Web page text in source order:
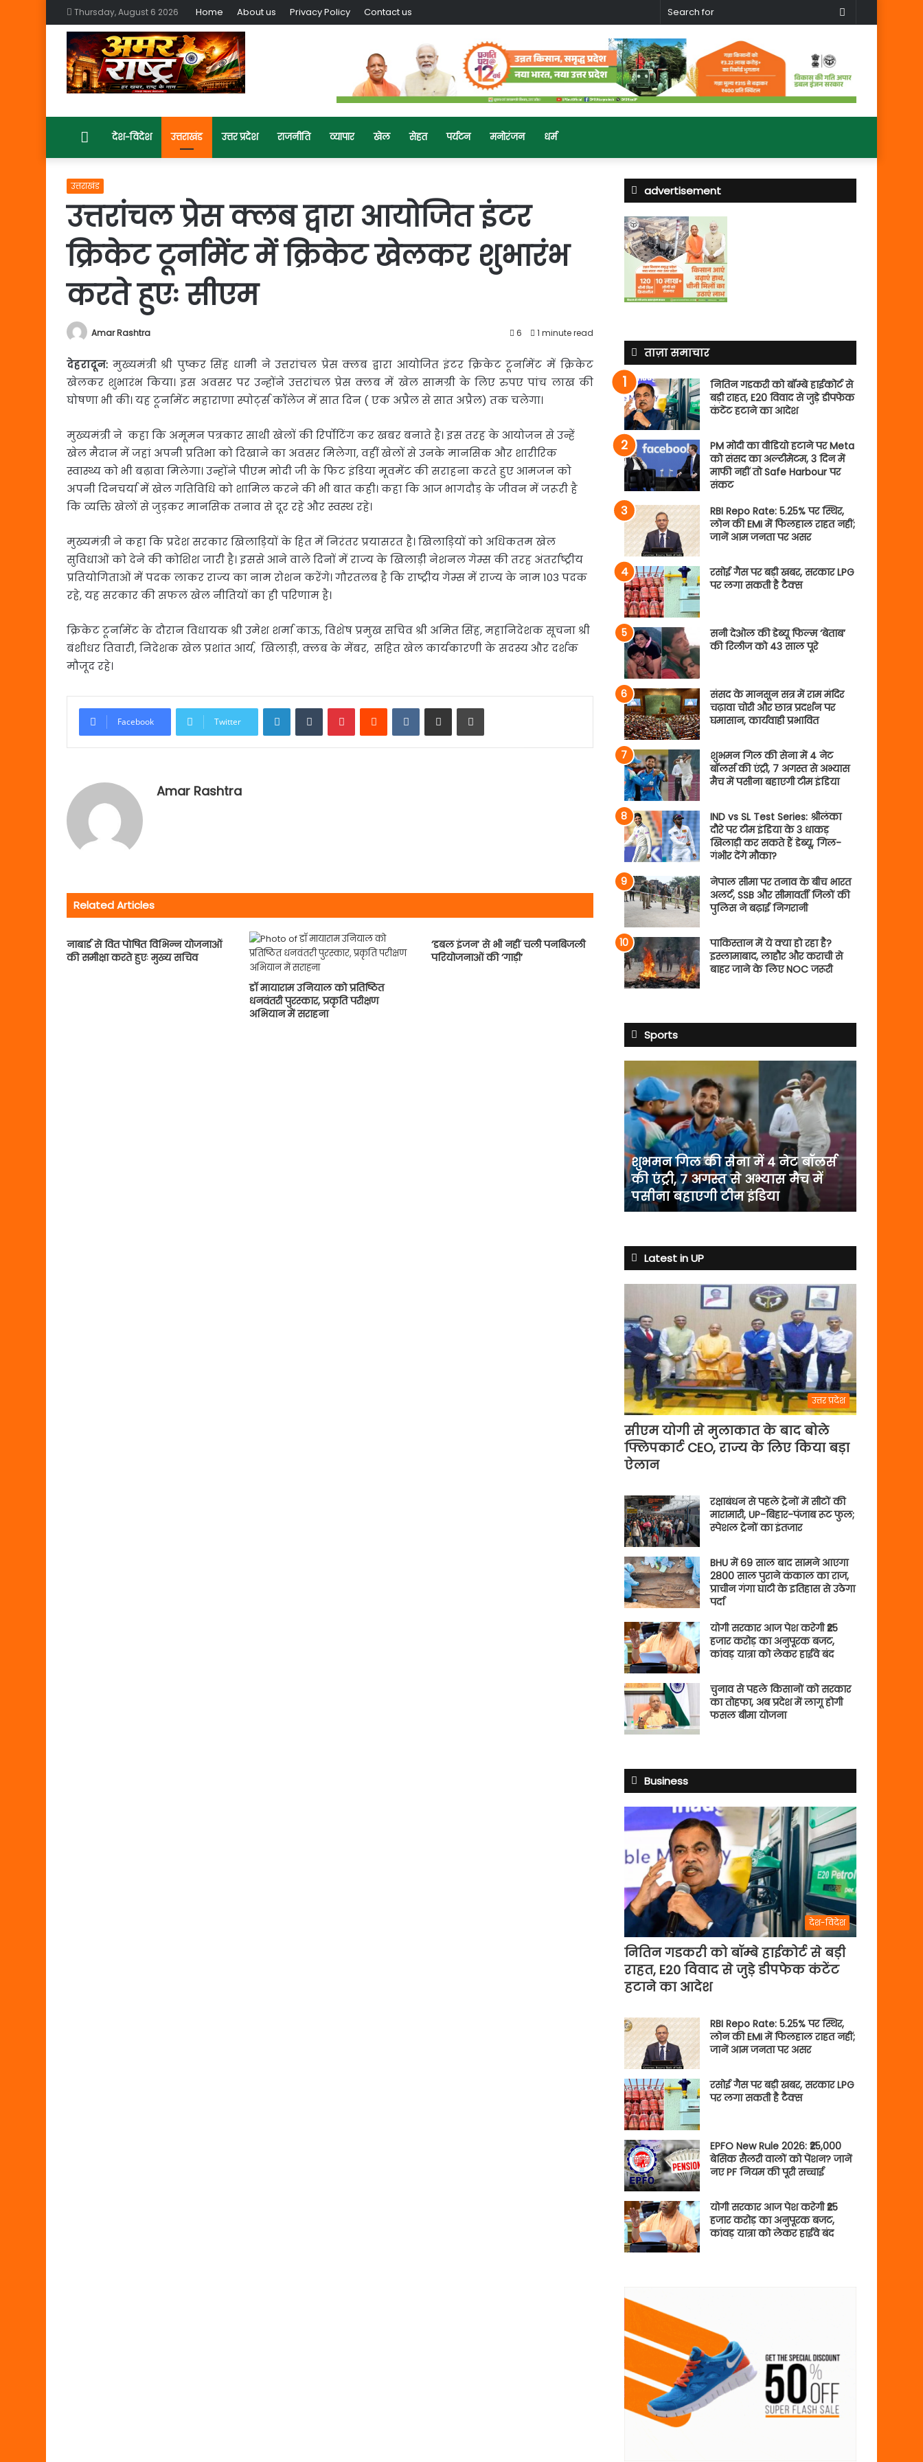
Thursday, August 6 2026 Home About us Privacy Policy Contact us
Search
Homeदेश-विदेश उत्तराखंड उत्तर प्रदेश राजनीति व्यापार खेल सेहत पर्यटन मनोरंजन धर्म
उत्तराखंड
उत्तरांचल प्रेस क्लब द्वारा आयोजित इंटर
क्रिकेट टूर्नामेंट में क्रिकेट खेलकर शुभारंभ
करते हुएः सीएम
Amar Rashtra 6 1 minute read
देहरादून: मुख्यमंत्री श्री पुष्कर सिंह धामी ने उत्तरांचल प्रेस क्लब द्वारा आयोजित इंटर क्रिकेट टूर्नामेंटमें क्रिकेट
खेलकर शुभारंभ किया। इस अवसर पर उन्होंने उत्तरांचल प्रेस क्लब में खेल सामग्री के लिए रुपए पांच लाख की
घोषणा भी की। यह टूर्नामेंट महाराणा स्पोर्ट्स कॉलेज में सात दिन ( एक अप्रैल से सात अप्रैल) तक चलेगा।
मुख्यमंत्री ने कहा कि अमूमन पत्रकार साथी खेलों की रिर्पोटिंग कर खबर बनाते है। इस तरह के आयोजन से उन्हें
खेल मैदान में जहां अपनी प्रतिभा को दिखाने का अवसर मिलेगा, वहीं खेलों से उनके मानसिक और शारीरिक
स्वास्थ्य को भी बढ़ावा मिलेगा। उन्होंने पीएम मोदी जी के फिट इंडिया मूवमेंट की सराहना करते हुए आमजन को
अपनी दिनचर्या में खेल गतिविधि को शामिल करने की भी बात कही। कहा कि आज भागदौड़ के जीवन में जरूरी है
कि व्यक्ति खेलों से जुड़कर मानसिक तनाव से दूर रहे और स्वस्थ रहे।
मुख्यमंत्री ने कहा कि प्रदेश सरकार खिलाड़ियों के हित में निरंतर प्रयासरत है। खिलाड़ियों को अधिकतम खेल
सुविधाओं को देने की कोशिश जारी है। इससे आने वाले दिनों में राज्य के खिलाड़ी नेशनल गेम्स की तरह अंतर्राष्ट्रीय
प्रतियोगिताओं में पदक लाकर राज्य का नाम रोशन करेंगे। गौरतलब है कि राष्ट्रीय गेम्स में राज्य के नाम 103 पदक
रहे, यह सरकार की सफल खेल नीतियों का ही परिणाम है।
क्रिकेट टूर्नामेंट के दौरान विधायक श्री उमेश शर्मा काऊ, विशेष प्रमुख सचिव श्री अमित सिंह, महानिदेशक सूचना श्री
बंशीधर तिवारी, निदेशक खेल प्रशांत आर्य, खिलाड़ी, क्लब के मेंबर, सहित खेल कार्यकारणी के सदस्य और दर्शक
मौजूद रहे।
Facebook Twitter
LinkedInTumblrPinterestReddit VKontakte
Share via Email Print
Amar Rashtra
Related Articles
नाबार्ड से वित पोषित विभिन्न योजनाओं
की समीक्षा करते हुएः मुख्य सचिव
डाॅ मायाराम उनियाल को प्रतिष्ठित
धनवंतरी पुरस्कार, प्रकृति परीक्षण
अभियान में सराहना
‘डबल इंजन’ से भी नहीं चली पनबिजली
परियोजनाओं की ‘गाड़ी’
advertisement
ताज़ा समाचार
नितिन गडकरी को बॉम्बे हाईकोर्ट से
बड़ी राहत, E20 विवाद से जुड़े डीपफेक
कंटेंट हटाने का आदेश
PM मोदी का वीडियो हटाने पर Meta
को संसद का अल्टीमेटम, 3 दिन में
माफी नहीं तो Safe Harbour पर
संकट
RBI Repo Rate: 5.25% पर स्थिर,
लोन की EMI में फिलहाल राहत नहीं;
जानें आम जनता पर असर
रसोई गैस पर बड़ी खबर, सरकार LPG
पर लगा सकती है टैक्स
सनी देओल की डेब्यू फिल्म ‘बेताब’
की रिलीज को 43 साल पूरे
संसद के मानसून सत्र में राम मंदिर
चढ़ावा चोरी और छात्र प्रदर्शन पर
घमासान, कार्यवाही प्रभावित
शुभमन गिल की सेना में 4 नेट
बॉलर्स की एंट्री, 7 अगस्त से अभ्यास
मैच में पसीना बहाएगी टीम इंडिया
IND vs SL Test Series: श्रीलंका
दौरे पर टीम इंडिया के 3 धाकड़
खिलाड़ी कर सकते हैं डेब्यू, गिल-
गंभीर देंगे मौका?
नेपाल सीमा पर तनाव के बीच भारत
अलर्ट, SSB और सीमावर्ती जिलों की
पुलिस ने बढ़ाई निगरानी
पाकिस्तान में ये क्या हो रहा है?
इस्लामाबाद, लाहौर और कराची से
बाहर जाने के लिए NOC जरूरी
Sports
गिल
की
सेना
4
नेट
बॉलर्स
की
एंट्री,
7
अभ्यास
मैच
में
बहाएगी
टीम
इंडिया
शुभमन गिल की सेना में 4 नेट बॉलर्स
की एंट्री, 7 अगस्त से अभ्यास मैच में
पसीना बहाएगी टीम इंडिया
Latest in UP
उत्तर प्रदेश
सीएम योगी से मुलाकात के बाद बोले
फ्लिपकार्ट CEO, राज्य के लिए किया बड़ा
ऐलान
रक्षाबंधन से पहले ट्रेनों में सीटों की
मारामारी, UP-बिहार-पंजाब रूट फुल;
स्पेशल ट्रेनों का इंतजार
BHU में 69 साल बाद सामने आएगा
2800 साल पुराने कंकाल का राज,
प्राचीन गंगा घाटी के इतिहास से उठेगा
पर्दा
योगी सरकार आज पेश करेगी ₹25
हजार करोड़ का अनुपूरक बजट,
कांवड़ यात्रा को लेकर हाईवे बंद
चुनाव से पहले किसानों को सरकार
का तोहफा, अब प्रदेश में लागू होगी
फसल बीमा योजना
Business
देश-विदेश
नितिन गडकरी को बॉम्बे हाईकोर्ट से बड़ी
राहत, E20 विवाद से जुड़े डीपफेक कंटेंट
हटाने का आदेश
RBI Repo Rate: 5.25% पर स्थिर,
लोन की EMI में फिलहाल राहत नहीं;
जानें आम जनता पर असर
रसोई गैस पर बड़ी खबर, सरकार LPG
पर लगा सकती है टैक्स
EPFO New Rule 2026: ₹25,000
बेसिक सैलरी वालों को पेंशन? जानें
नए PF नियम की पूरी सच्चाई
योगी सरकार आज पेश करेगी ₹25
हजार करोड़ का अनुपूरक बजट,
कांवड़ यात्रा को लेकर हाईवे बंद